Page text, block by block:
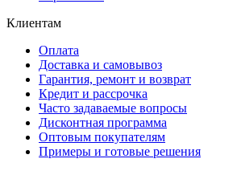
Клиентам
Оплата
Доставка и самовывоз
Гарантия, ремонт и возврат
Кредит и рассрочка
Часто задаваемые вопросы
Дисконтная программа
Оптовым покупателям
Примеры и готовые решения